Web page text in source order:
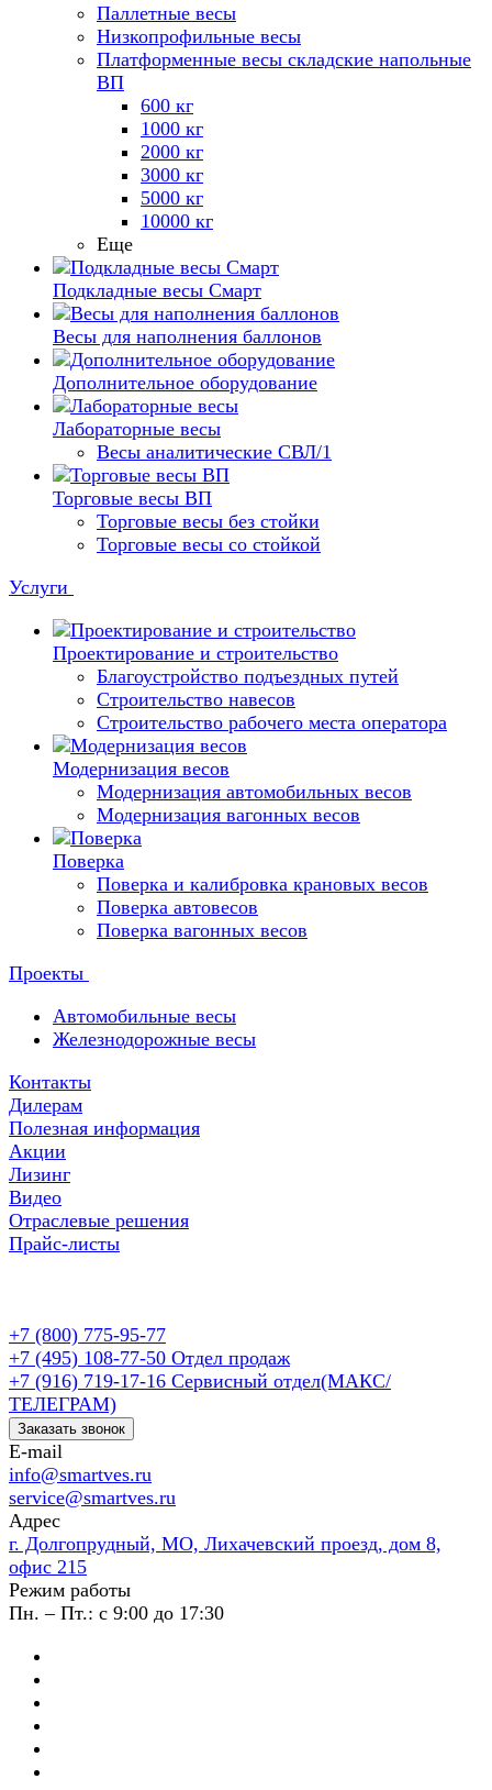
Паллетные весы
Низкопрофильные весы
Платформенные весы складские напольные
ВП
600 кг
1000 кг
2000 кг
3000 кг
5000 кг
10000 кг
Еще
Подкладные весы Смарт
Весы для наполнения баллонов
Дополнительное оборудование
Лабораторные весы
Весы аналитические СВЛ/1
Торговые весы ВП
Торговые весы без стойки
Торговые весы со стойкой
Услуги
Проектирование и строительство
Благоустройство подъездных путей
Строительство навесов
Строительство рабочего места оператора
Модернизация весов
Модернизация автомобильных весов
Модернизация вагонных весов
Поверка
Поверка и калибровка крановых весов
Поверка автовесов
Поверка вагонных весов
Проекты
Автомобильные весы
Железнодорожные весы
Контакты
Дилерам
Полезная информация
Акции
Лизинг
Видео
Отраслевые решения
Прайс-листы
+7 (800) 775-95-77
+7 (495) 108-77-50 Отдел продаж
+7 (916) 719-17-16 Сервисный отдел(МАКС/
ТЕЛЕГРАМ)
Заказать звонок
E-mail
info@smartves.ru
service@smartves.ru
Адрес
г. Долгопрудный, МО, Лихачевский проезд, дом 8,
офис 215
Режим работы
Пн. – Пт.: с 9:00 до 17:30